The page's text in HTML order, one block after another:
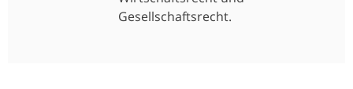
Gesellschaftsrecht.